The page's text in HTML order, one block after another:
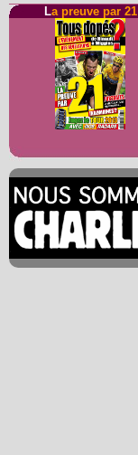
La preuve par 21